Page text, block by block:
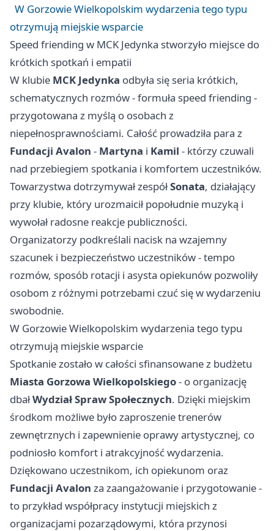
W Gorzowie Wielkopolskim wydarzenia tego typu
otrzymują miejskie wsparcie
Speed friending w MCK Jedynka stworzyło miejsce do
krótkich spotkań i empatii
W klubie MCK Jedynka odbyła się seria krótkich,
schematycznych rozmów - formuła speed friending -
przygotowana z myślą o osobach z
niepełnosprawnościami. Całość prowadziła para z
Fundacji Avalon - Martyna i Kamil - którzy czuwali
nad przebiegiem spotkania i komfortem uczestników.
Towarzystwa dotrzymywał zespółSonata, działający
przy klubie, który urozmaicił popołudnie muzyką i
wywołał radosne reakcje publiczności.
Organizatorzy podkreślali nacisk na wzajemny
szacunek i bezpieczeństwo uczestników - tempo
rozmów, sposób rotacji i asysta opiekunów pozwoliły
osobom z różnymi potrzebami czuć się w wydarzeniu
swobodnie.
W Gorzowie Wielkopolskim wydarzenia tego typu
otrzymują miejskie wsparcie
Spotkanie zostało w całości sfinansowane z budżetu
Miasta Gorzowa Wielkopolskiego- o organizację
dbałWydział Spraw Społecznych. Dzięki miejskim
środkom możliwe było zaproszenie trenerów
zewnętrznych i zapewnienie oprawy artystycznej, co
podniosło komfort i atrakcyjność wydarzenia.
Dziękowano uczestnikom, ich opiekunom oraz
Fundacji Avalon za zaangażowanie i przygotowanie -
to przykład współpracy instytucji miejskich z
organizacjami pozarządowymi, która przynosi